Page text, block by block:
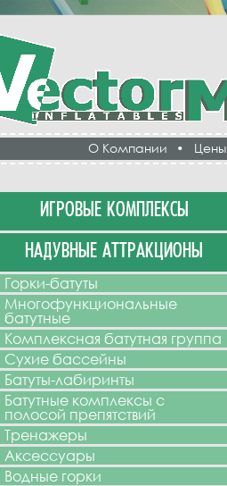
О Компании • Цены
ИГРОВЫЕ КОМПЛЕКСЫ
НАДУВНЫЕ АТТРАКЦИОНЫ
Горки-батуты
Многофункциональные
батутные
Комплексная батутная группа
Сухие бассейны
Батуты-лабиринты
Батутные комплексы с
полосой препятствий
Тренажеры
Аксессуары
Водные горки